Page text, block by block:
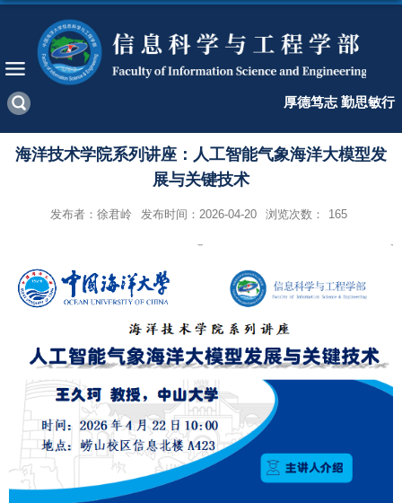
厚德笃志 勤思敏行
海洋技术学院系列讲座：人工智能气象海洋大模型发
展与关键技术
发布者：徐君岭 发布时间：2026-04-20 浏览次数： 165